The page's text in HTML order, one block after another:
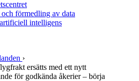
förmedling av data
intelligens
›
ersätts med ett nytt
för godkända åkerier – börja